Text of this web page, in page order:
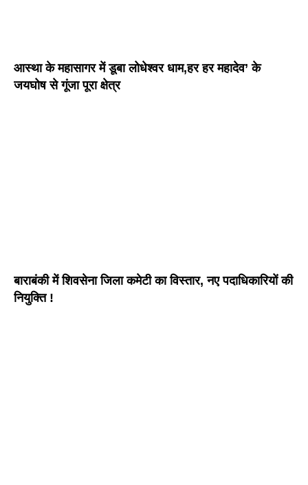
आस्था के महासागर में डूबा लोधेश्वर धाम,हर हर महादेव’ के
जयघोष से गूंजा पूरा क्षेत्र
बाराबंकी में शिवसेना जिला कमेटी का विस्तार, नए पदाधिकारियों की
नियुक्ति !